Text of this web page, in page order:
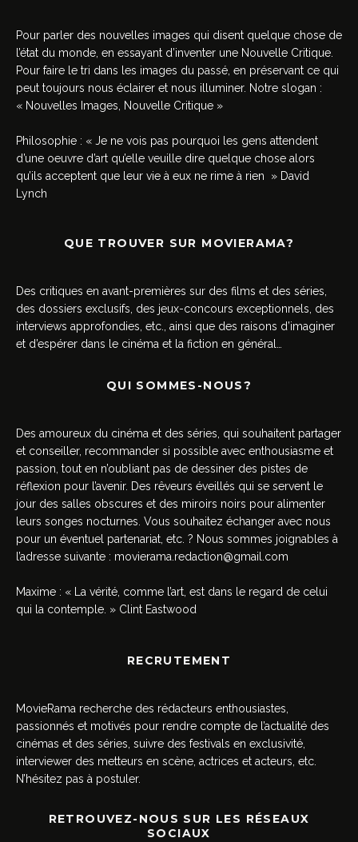
Pour parler des nouvelles images qui disent quelque chose de
l’état du monde, en essayant d’inventer une Nouvelle Critique.
Pour faire le tri dans les images du passé, en préservant ce qui
peut toujours nous éclairer et nous illuminer. Notre slogan :
« Nouvelles Images, Nouvelle Critique »
Philosophie : « Je ne vois pas pourquoi les gens attendent
d’une oeuvre d’art qu’elle veuille dire quelque chose alors
qu’ils acceptent que leur vie à eux ne rime à rien » David
Lynch
QUE TROUVER SUR MOVIERAMA?
Des critiques en avant-premières sur des films et des séries,
des dossiers exclusifs, des jeux-concours exceptionnels, des
interviews approfondies, etc., ainsi que des raisons d’imaginer
et d’espérer dans le cinéma et la fiction en général…
QUI SOMMES-NOUS?
Des amoureux du cinéma et des séries, qui souhaitent partager
et conseiller, recommander si possible avec enthousiasme et
passion, tout en n’oubliant pas de dessiner des pistes de
réflexion pour l’avenir. Des rêveurs éveillés qui se servent le
jour des salles obscures et des miroirs noirs pour alimenter
leurs songes nocturnes. Vous souhaitez échanger avec nous
pour un éventuel partenariat, etc. ? Nous sommes joignables à
l’adresse suivante : movierama.redaction@gmail.com
Maxime : « La vérité, comme l’art, est dans le regard de celui
qui la contemple. » Clint Eastwood
RECRUTEMENT
MovieRama recherche des rédacteurs enthousiastes,
passionnés et motivés pour rendre compte de l’actualité des
cinémas et des séries, suivre des festivals en exclusivité,
interviewer des metteurs en scène, actrices et acteurs, etc.
N’hésitez pas à postuler.
RETROUVEZ-NOUS SUR LES RÉSEAUX
SOCIAUX